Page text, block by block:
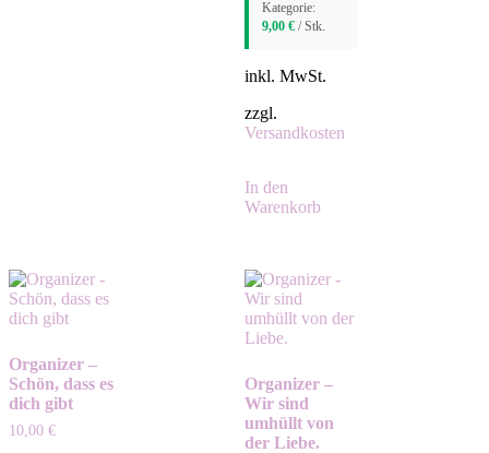
Kategorie:
9,00 € / Stk.
inkl. MwSt.
zzgl.
Versandkosten
In den
Warenkorb
Organizer –
Schön, dass es
dich gibt
10,00 €
Organizer –
Wir sind
umhüllt von
der Liebe.